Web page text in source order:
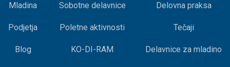
Mladina
Podjetja
Blog
Sobotne delavnice
Poletne aktivnosti
KO-DI-RAM
Delovna praksa
Tečaji
Delavnice za mladino